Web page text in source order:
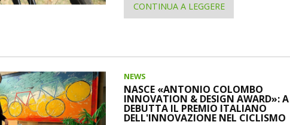
CONTINUA A LEGGERE
NEWS
NASCE «ANTONIO COLOMBO
INNOVATION & DESIGN AWARD»: A
DEBUTTA IL PREMIO ITALIANO
DELL'INNOVAZIONE NEL CICLISMO